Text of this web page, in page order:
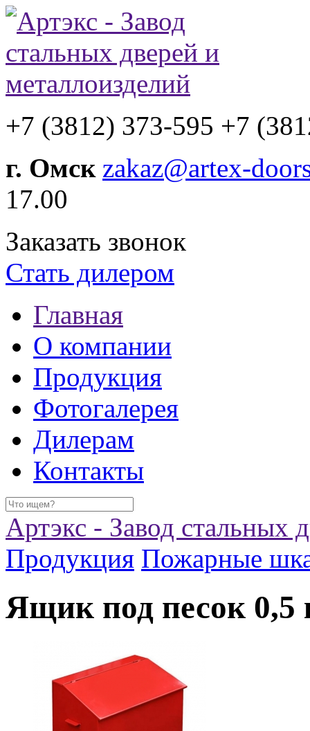
+7 (3812) 373-595 +7
г. Омск zakaz@artex-
17.00
Заказать звонок
Стать дилером
Главная
О компании
Продукция
Фотогалерея
Дилерам
Контакты
Артэкс - Завод стальных
Продукция Пожарные
Ящик под песок 0,5